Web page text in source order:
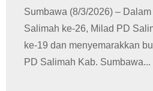
Sumbawa (8/3/2026) –
Salimah ke-26, Milad PD
ke-19 dan menyemarakkan
PD Salimah Kab. Sumbawa...